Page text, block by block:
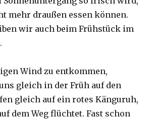
mehr draußen essen können.
wir auch beim Frühstück im
Wind zu entkommen,
gleich in der Früh auf den
gleich auf ein rotes Känguruh,
dem Weg flüchtet. Fast schon